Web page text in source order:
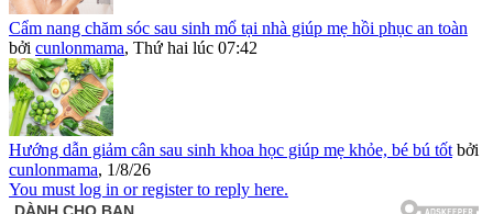
Cẩm nang chăm sóc sau sinh mổ tại nhà giúp mẹ hồi phục an toàn
bởi cunlonmama, Thứ hai lúc 07:42
Hướng dẫn giảm cân sau sinh khoa học giúp mẹ khỏe, bé bú tốt bởi
cunlonmama, 1/8/26
You must log in or register to reply here.